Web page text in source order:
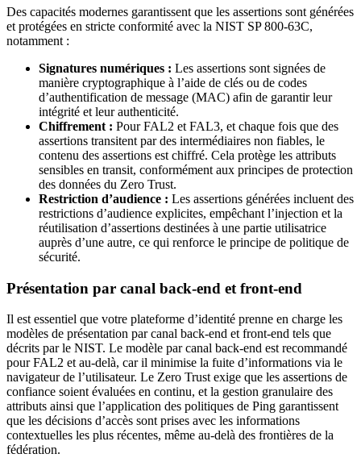
Des capacités modernes garantissent que les assertions sont générées
et protégées en stricte conformité avec la NIST SP 800-63C,
notamment :
Signatures numériques : Les assertions sont signées de
manière cryptographique à l’aide de clés ou de codes
d’authentification de message (MAC) afin de garantir leur
intégrité et leur authenticité.
Chiffrement : Pour FAL2 et FAL3, et chaque fois que des
assertions transitent par des intermédiaires non fiables, le
contenu des assertions est chiffré. Cela protège les attributs
sensibles en transit, conformément aux principes de protection
des données du Zero Trust.
Restriction d’audience : Les assertions générées incluent des
restrictions d’audience explicites, empêchant l’injection et la
réutilisation d’assertions destinées à une partie utilisatrice
auprès d’une autre, ce qui renforce le principe de politique de
sécurité.
Présentation par canal back-end et front-end
Il est essentiel que votre plateforme d’identité prenne en charge les
modèles de présentation par canal back-end et front-end tels que
décrits par le NIST. Le modèle par canal back-end est recommandé
pour FAL2 et au-delà, car il minimise la fuite d’informations via le
navigateur de l’utilisateur. Le Zero Trust exige que les assertions de
confiance soient évaluées en continu, et la gestion granulaire des
attributs ainsi que l’application des politiques de Ping garantissent
que les décisions d’accès sont prises avec les informations
contextuelles les plus récentes, même au-delà des frontières de la
fédération.